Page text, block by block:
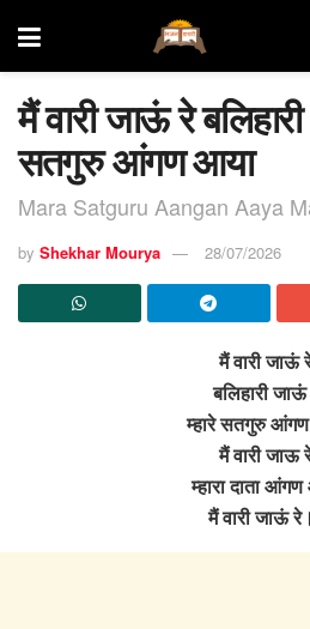
मैं वारी जाऊं रे
सतगुरु आंगण आया
Mara Satguru Aangan Aaya
by Shekhar Mourya 28/07/2026
मैं वारी जाऊं
बलिहारी
म्हारे सतगुरु
मैं वारी जाऊ
म्हारा दाता
मैं वारी जाऊं